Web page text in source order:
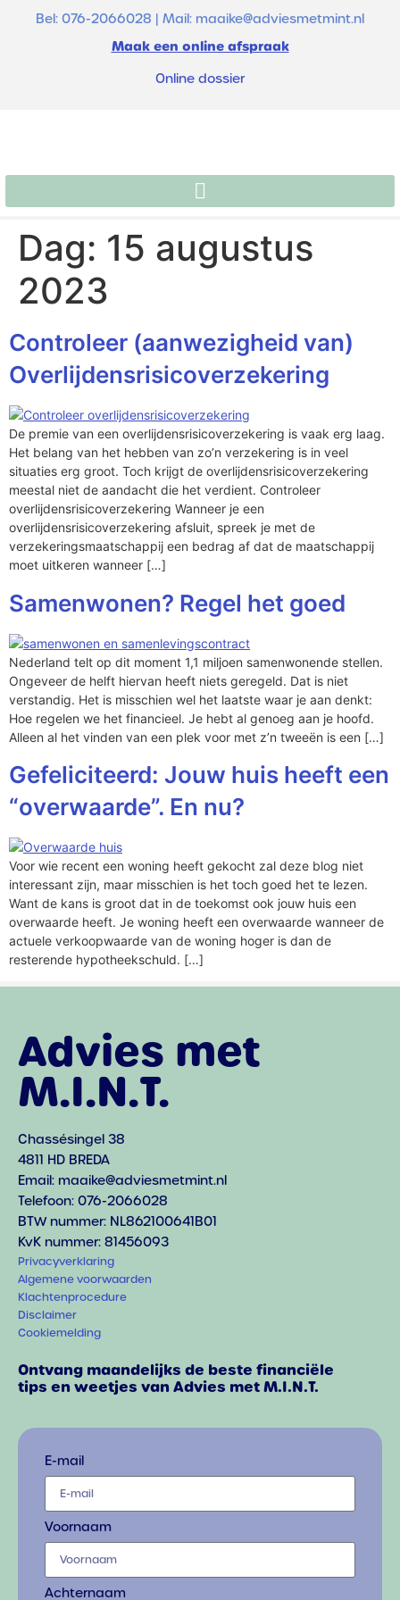
inhoud
Bel: 076-2066028 | Mail: maaike@adviesmetmint.nl
Maak een online afspraak
Online dossier
Dag: 15 augustus
2023
Controleer (aanwezigheid van)
Overlijdensrisicoverzekering
De premie van een overlijdensrisicoverzekering is vaak erg laag.
Het belang van het hebben van zo’n verzekering is in veel
situaties erg groot. Toch krijgt de overlijdensrisicoverzekering
meestal niet de aandacht die het verdient. Controleer
overlijdensrisicoverzekering Wanneer je een
overlijdensrisicoverzekering afsluit, spreek je met de
verzekeringsmaatschappij een bedrag af dat de maatschappij
moet uitkeren wanneer […]
Samenwonen? Regel het goed
Nederland telt op dit moment 1,1 miljoen samenwonende stellen.
Ongeveer de helft hiervan heeft niets geregeld. Dat is niet
verstandig. Het is misschien wel het laatste waar je aan denkt:
Hoe regelen we het financieel. Je hebt al genoeg aan je hoofd.
Alleen al het vinden van een plek voor met z’n tweeën is een […]
Gefeliciteerd: Jouw huis heeft een
“overwaarde”. En nu?
Voor wie recent een woning heeft gekocht zal deze blog niet
interessant zijn, maar misschien is het toch goed het te lezen.
Want de kans is groot dat in de toekomst ook jouw huis een
overwaarde heeft. Je woning heeft een overwaarde wanneer de
actuele verkoopwaarde van de woning hoger is dan de
resterende hypotheekschuld. […]
Advies met
M.I.N.T.
Chassésingel 38
4811 HD BREDA
Email: maaike@adviesmetmint.nl
Telefoon: 076-2066028
BTW nummer: NL862100641B01
KvK nummer: 81456093
Privacyverklaring
Algemene voorwaarden
Klachtenprocedure
Disclaimer
Cookiemelding
Ontvang maandelijks de beste financiële
tips en weetjes van Advies met M.I.N.T.
E-mail
Voornaam
Achternaam